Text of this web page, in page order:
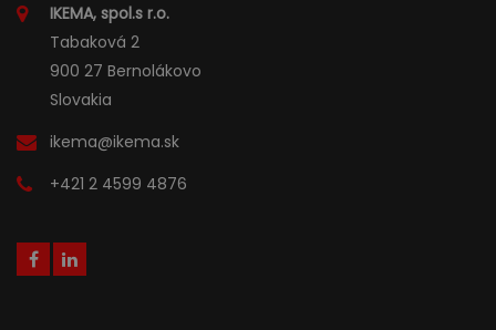
IKEMA, spol.s r.o.
Tabaková 2
900 27 Bernolákovo
Slovakia
ikema@ikema.sk
+421 2 4599 4876